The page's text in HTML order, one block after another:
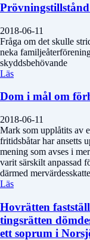
2018-06-11
Fråga om det skulle
neka
skyddsbehövande
Läs
Dom i mål om
2018-06-11
Mark som upplåtits av
fritidsbåtar har ansetts
mening som avses i
varit särskilt anpassad
därmed
Läs
Hovrätten
tingsrätten
ett soprum i